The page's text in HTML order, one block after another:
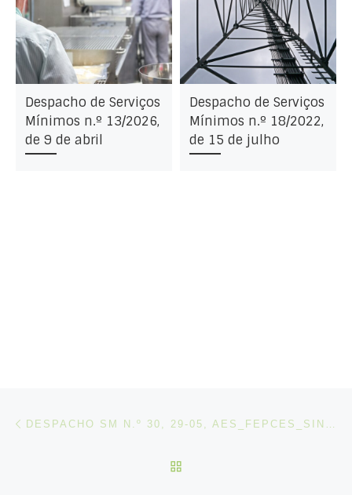
Despacho de Serviços
Mínimos n.º 13/2026,
de 9 de abril
Despacho de Serviços
Mínimos n.º 18/2022,
de 15 de julho
Post navigation